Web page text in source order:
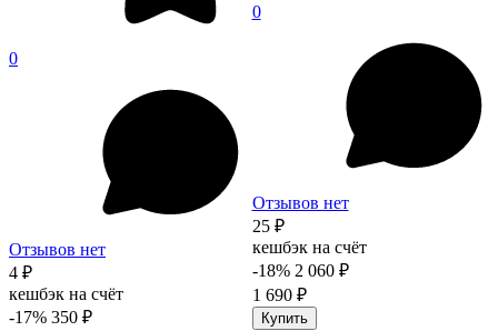
0
Отзывов нет
4 ₽
кешбэк на счёт
-17% 350 ₽
0
Отзывов нет
25 ₽
кешбэк на счёт
-18% 2 060 ₽
1 690 ₽
Купить